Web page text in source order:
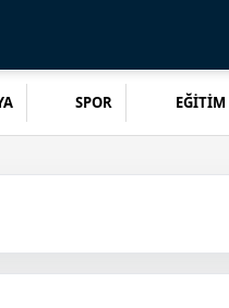
SPOR EĞİTİM